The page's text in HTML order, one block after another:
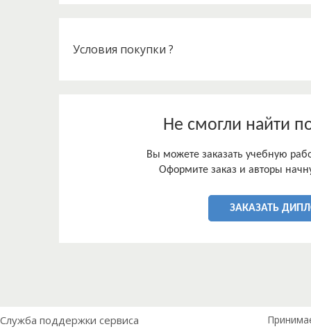
? Оценить финансовое состояние ООО «ЧЦСТР
? Произвести анализ рентабельности ООО
При выполнении работы были использованы
структурный, сравнительный анализ, анализ
использовать как базу для дальнейшего
Произведенный анализ и пути
Условия покупки ?
Не смогли найти
Вы можете заказать учебную
Оформите заказ и авторы
ЗАКАЗАТЬ
Служба поддержки сервиса